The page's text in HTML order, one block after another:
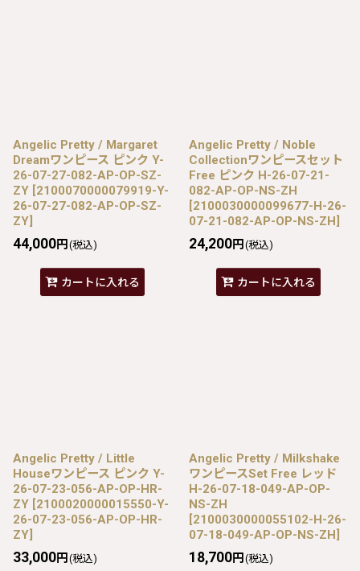
Angelic Pretty / Margaret
Dreamワンピース ピンク Y-
26-07-27-082-AP-OP-SZ-
ZY [2100070000079919-Y-
26-07-27-082-AP-OP-SZ-
ZY]
44,000円 (税込)
カートに入れる
Angelic Pretty / Noble
Collectionワンピースセット
Free ピンク H-26-07-21-
082-AP-OP-NS-ZH
[2100030000099677-H-26-
07-21-082-AP-OP-NS-ZH]
24,200円 (税込)
カートに入れる
Angelic Pretty / Little
Houseワンピース ピンク Y-
26-07-23-056-AP-OP-HR-
ZY [2100020000015550-Y-
26-07-23-056-AP-OP-HR-
ZY]
33,000円 (税込)
Angelic Pretty / Milkshake
ワンピースSet Free レッド
H-26-07-18-049-AP-OP-
NS-ZH
[2100030000055102-H-26-
07-18-049-AP-OP-NS-ZH]
18,700円 (税込)